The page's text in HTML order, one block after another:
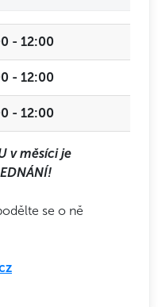
- 12:00
- 12:00
- 12:00
v měsíci je
se o ně